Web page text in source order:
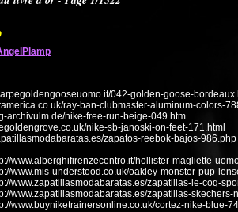
042-golden-goose-
ray-ban-clubmaster-aluminum-colors-
archivulm.de/nike-free-run-beige-049.htm
nike-sb-janoski-on-feet-171.html
zapatos-reebok-bajos-986.php
www.alberghifirenzecentro.it/hollister-magliette-
www.mis-understood.co.uk/oakley-monster-pup-
www.zapatillasmodabaratas.es/zapatillas-le-coq-
www.zapatillasmodabaratas.es/zapatillas-
www.buyniketrainersonline.co.uk/cortez-nike-blue-